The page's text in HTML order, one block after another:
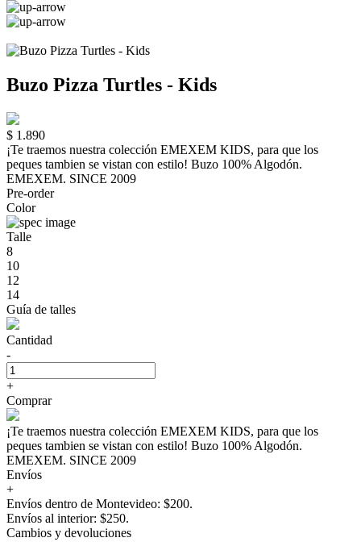
Buzo Pizza Turtles - Kids
$ 1.890
¡Te traemos nuestra colección EMEXEM KIDS, para que los
peques tambien se vistan con estilo! Buzo 100% Algodón.
EMEXEM. SINCE 2009
Pre-order
Color
Talle
8
10
12
14
Guía de talles
Cantidad
-
+
Comprar
¡Te traemos nuestra colección EMEXEM KIDS, para que los
peques tambien se vistan con estilo! Buzo 100% Algodón.
EMEXEM. SINCE 2009
Envíos
+
Envíos dentro de Montevideo: $200.
Envíos al interior: $250.
Cambios y devoluciones